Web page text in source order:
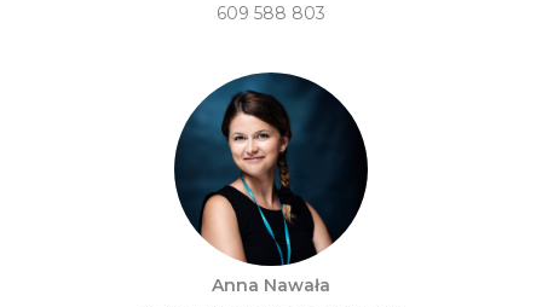
609 588 803
Anna Nawała